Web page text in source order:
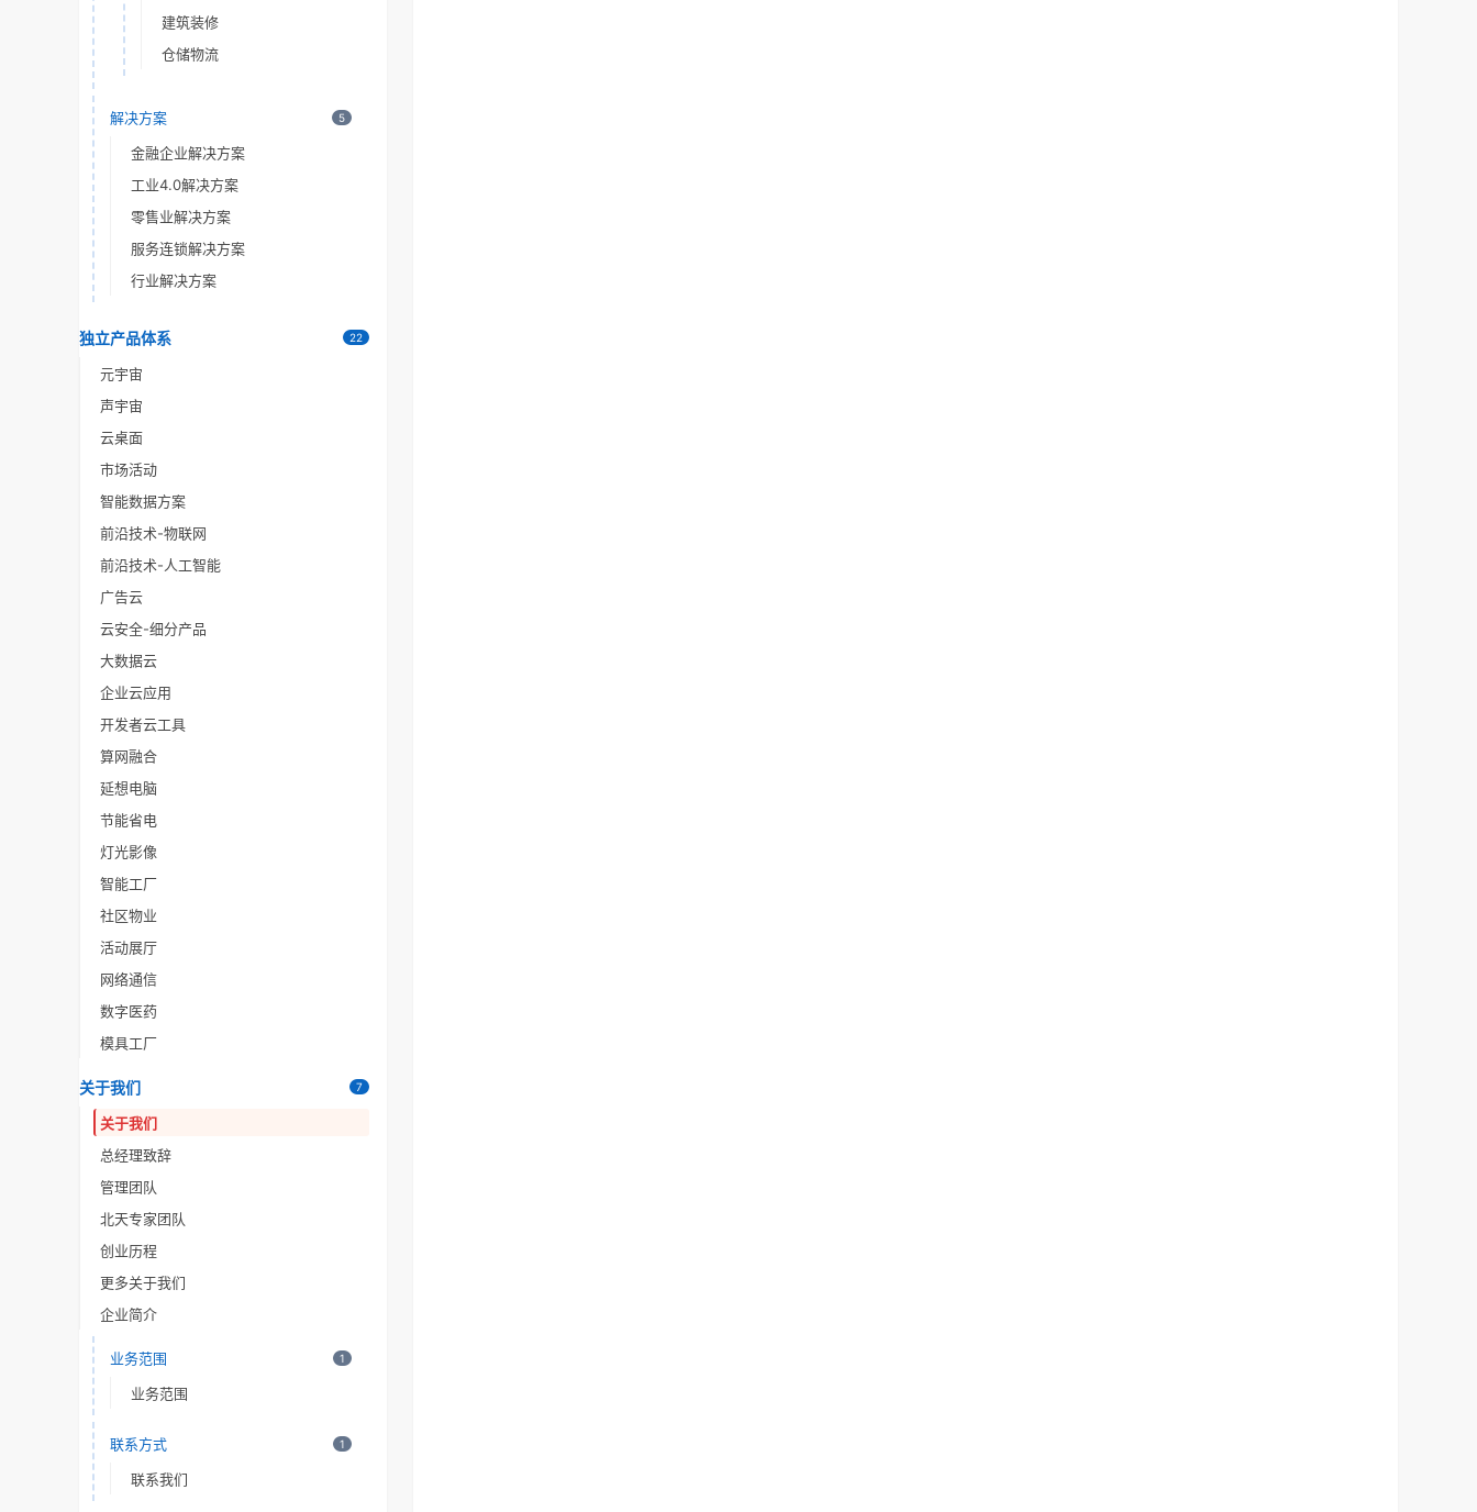
建筑装修
仓储物流
解决方案 5
金融企业解决方案
工业4.0解决方案
零售业解决方案
服务连锁解决方案
行业解决方案
独立产品体系 22
元宇宙
声宇宙
云桌面
市场活动
智能数据方案
前沿技术-物联网
前沿技术-人工智能
广告云
云安全-细分产品
大数据云
企业云应用
开发者云工具
算网融合
延想电脑
节能省电
灯光影像
智能工厂
社区物业
活动展厅
网络通信
数字医药
模具工厂
关于我们 7
关于我们
总经理致辞
管理团队
北天专家团队
创业历程
更多关于我们
企业简介
业务范围 1
业务范围
联系方式 1
联系我们